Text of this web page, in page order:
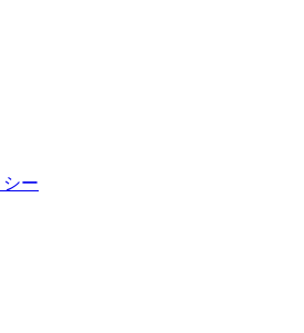
ー